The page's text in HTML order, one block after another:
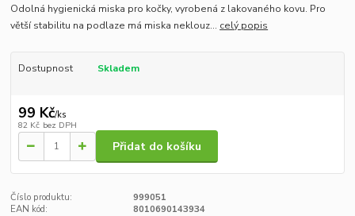
Odolná hygienická miska pro kočky, vyrobená z lakovaného kovu. Pro
větší stabilitu na podlaze má miska neklouz... celý popis
Dostupnost Skladem
99 Kč/ks
82 Kč bez DPH
Přidat do košíku
Číslo produktu:
999051
EAN kód:
8010690143934